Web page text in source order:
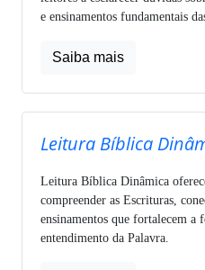
e ensinamentos fundamentais
Saiba mais
Leitura Bíblica
Leitura Bíblica Dinâmica
compreender as Escrituras,
ensinamentos que fortalecem a
entendimento da Palavra.